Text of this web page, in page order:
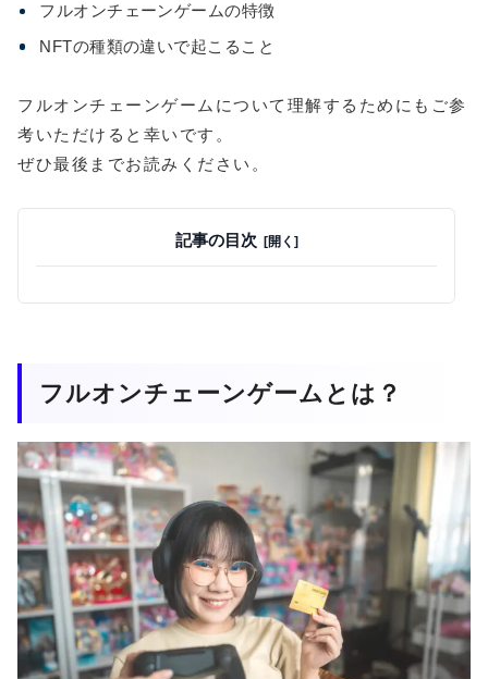
フルオンチェーンゲームの特徴
NFTの種類の違いで起こること
フルオンチェーンゲームについて理解するためにもご参
考いただけると幸いです。
ぜひ最後までお読みください。
記事の目次
フルオンチェーンゲームとは？